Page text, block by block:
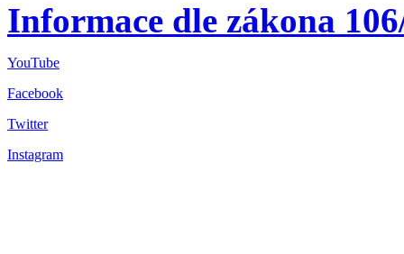
Informace dle zákona
YouTube
Facebook
Twitter
Instagram